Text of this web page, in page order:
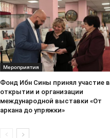
Мероприятия
Фонд Ибн Сины принял участие в
открытии и организации
международной выставки «От
аркана до упряжки»